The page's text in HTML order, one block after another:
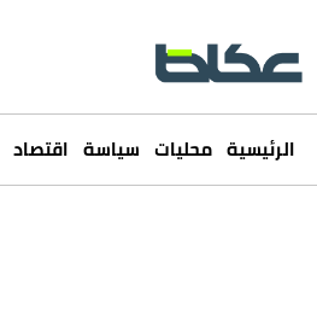
الرئيسية محليات سياسة اقتصاد